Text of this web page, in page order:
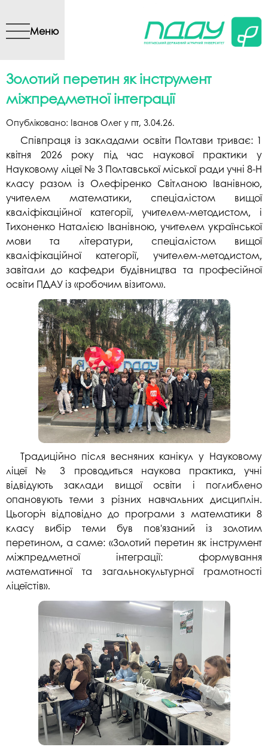
вмісту
Меню
Золотий перетин як інструмент
міжпредметної інтеграції
Опубліковано: Іванов Олег у пт, 3.04.26.
Співпраця із закладами освіти Полтави триває: 1
квітня 2026 року під час наукової практики у
Науковому ліцеї № 3 Полтавської міської ради учні 8-Н
класу разом із Олефіренко Світланою Іванівною,
учителем математики, спеціалістом вищої
кваліфікаційної категорії, учителем-методистом, і
Тихоненко Наталією Іванівною, учителем української
мови та літератури, спеціалістом вищої
кваліфікаційної категорії, учителем-методистом,
завітали до кафедри будівництва та професійної
освіти ПДАУ із «робочим візитом».
Традиційно після весняних канікул у Науковому
ліцеї № 3 проводиться наукова практика, учні
відвідують заклади вищої освіти і поглиблено
опановують теми з різних навчальних дисциплін.
Цьогоріч відповідно до програми з математики 8
класу вибір теми був пов'язаний із золотим
перетином, а саме: «Золотий перетин як інструмент
міжпредметної інтеграції: формування
математичної та загальнокультурної грамотності
ліцеїстів».